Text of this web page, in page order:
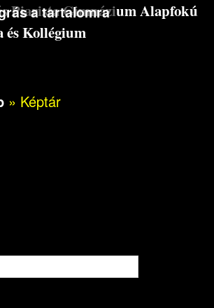
a tartalomra
Piarista Gimnázium Alapfokú
és Kollégium
» Képtár